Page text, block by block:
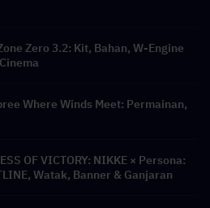
Zero 3.2: Kit, Bahan, W-Engine
Where Winds Meet: Permainan,
OF VICTORY: NIKKE × Persona:
Watak, Banner & Ganjaran